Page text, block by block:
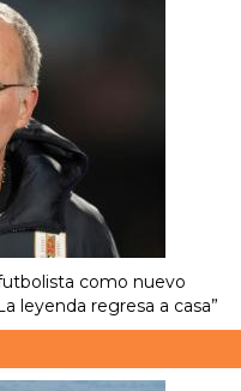
como nuevo
leyenda regresa a casa”